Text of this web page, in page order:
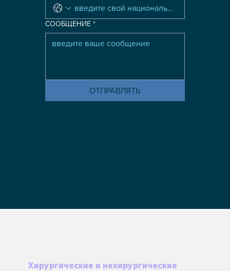
СООБЩЕНИЕ *
ОТПРАВЛЯТЬ
Хирургические и нехирургические